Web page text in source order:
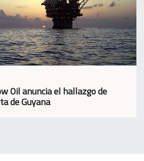
Oil anuncia el hallazgo de
de Guyana